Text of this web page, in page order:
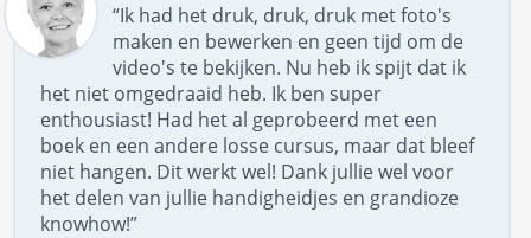
“Ik had het druk, druk, druk met foto's
maken en bewerken en geen tijd om de
video's te bekijken. Nu heb ik spijt dat ik
het niet omgedraaid heb. Ik ben super
enthousiast! Had het al geprobeerd met een
boek en een andere losse cursus, maar dat bleef
niet hangen. Dit werkt wel! Dank jullie wel voor
het delen van jullie handigheidjes en grandioze
knowhow!”